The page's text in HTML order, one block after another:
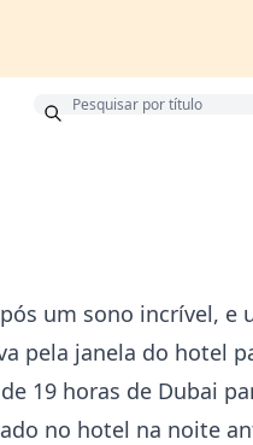
um sono incrível, e
pela janela do hotel
19 horas de Dubai
no hotel na noite